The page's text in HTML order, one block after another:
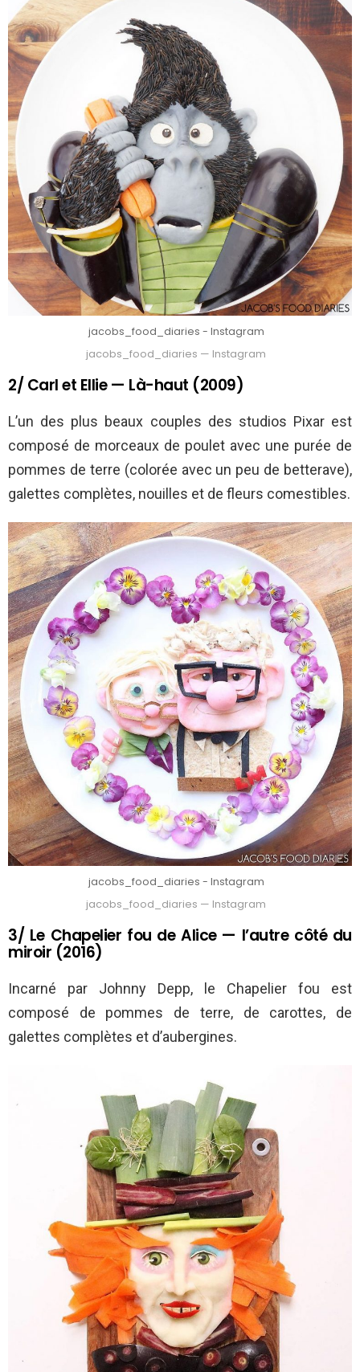
jacobs_food_diaries - Instagram
jacobs_food_diaries — Instagram
2/ Carl et Ellie — Là-haut (2009)
L’un des plus beaux couples des studios Pixar est
composé de morceaux de poulet avec une purée de
pommes de terre (colorée avec un peu de betterave),
galettes complètes, nouilles et de fleurs comestibles.
jacobs_food_diaries - Instagram
jacobs_food_diaries — Instagram
3/ Le Chapelier fou de Alice — l’autre côté du
miroir (2016)
Incarné par Johnny Depp, le Chapelier fou est
composé de pommes de terre, de carottes, de
galettes complètes et d’aubergines.